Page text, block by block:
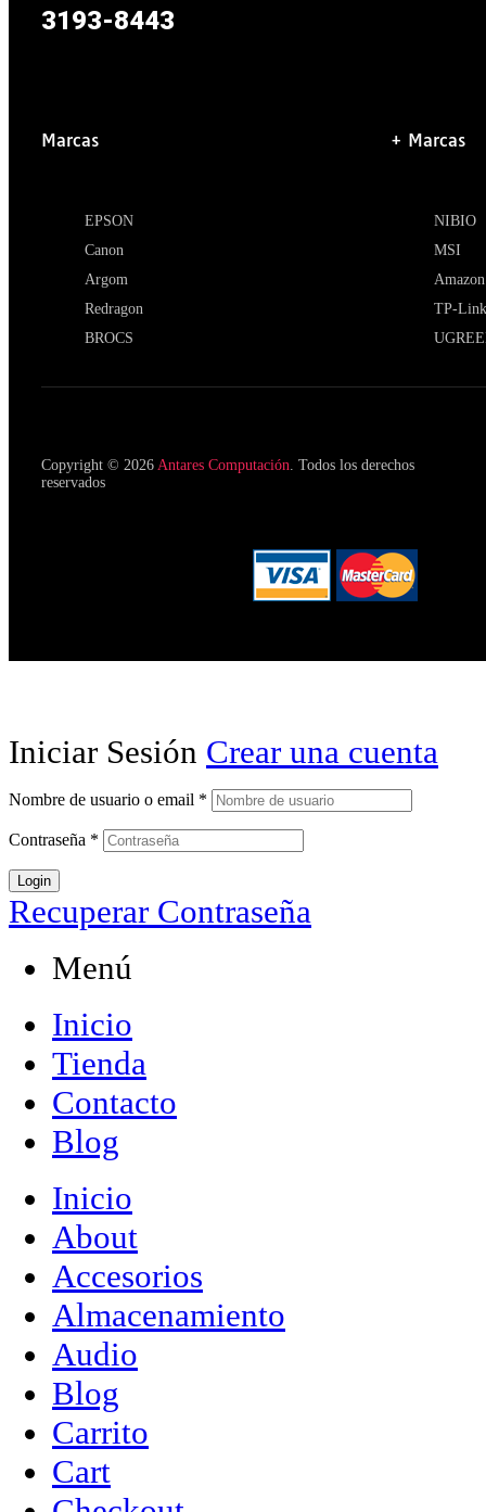
3193-8443
Marcas
EPSON
Canon
Argom
Redragon
BROCS
+ Marcas
NIBIO
MSI
Amazon
TP-Link
Copyright © 2026 Antares Computación . Todos los derechos
reservados
Iniciar Sesión Crear una cuenta
Nombre de usuario o email *
Contraseña *
Login
Recuperar Contraseña
Menú
Inicio
Tienda
Contacto
Blog
Inicio
About
Accesorios
Almacenamiento
Audio
Blog
Carrito
Cart